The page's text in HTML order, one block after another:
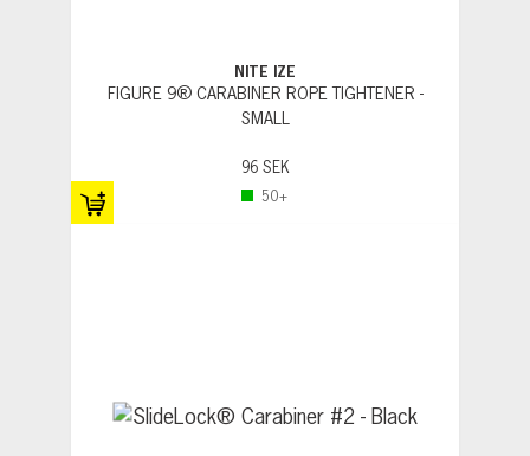
NITE IZE
FIGURE 9® CARABINER ROPE TIGHTENER -
SMALL
96 SEK
50+